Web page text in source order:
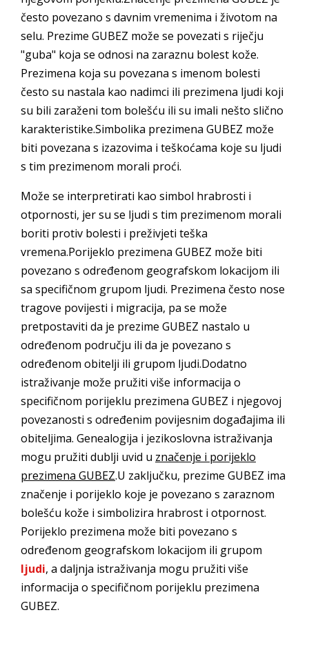
često povezano s davnim vremenima i životom na
selu. Prezime GUBEZ može se povezati s riječju
"guba" koja se odnosi na zaraznu bolest kože.
Prezimena koja su povezana s imenom bolesti
često su nastala kao nadimci ili prezimena ljudi koji
su bili zaraženi tom bolešću ili su imali nešto slično
karakteristike.Simbolika prezimena GUBEZ može
biti povezana s izazovima i teškoćama koje su ljudi
s tim prezimenom morali proći.
Može se interpretirati kao simbol hrabrosti i
otpornosti, jer su se ljudi s tim prezimenom morali
boriti protiv bolesti i preživjeti teška
vremena.Porijeklo prezimena GUBEZ može biti
povezano s određenom geografskom lokacijom ili
sa specifičnom grupom ljudi. Prezimena često nose
tragove povijesti i migracija, pa se može
pretpostaviti da je prezime GUBEZ nastalo u
određenom području ili da je povezano s
određenom obitelji ili grupom ljudi.Dodatno
istraživanje može pružiti više informacija o
specifičnom porijeklu prezimena GUBEZ i njegovoj
povezanosti s određenim povijesnim događajima ili
obiteljima. Genealogija i jezikoslovna istraživanja
mogu pružiti dublji uvid u značenje i porijeklo
prezimena GUBEZ.U zaključku, prezime GUBEZ ima
značenje i porijeklo koje je povezano s zaraznom
bolešću kože i simbolizira hrabrost i otpornost.
Porijeklo prezimena može biti povezano s
određenom geografskom lokacijom ili grupom
ljudi, a daljnja istraživanja mogu pružiti više
informacija o specifičnom porijeklu prezimena
GUBEZ.